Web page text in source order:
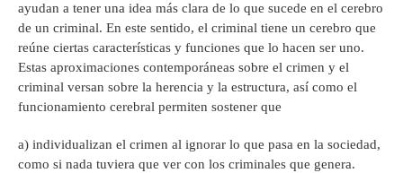
ayudan a tener una idea más clara de lo que sucede en el cerebro
de un criminal. En este sentido, el criminal tiene un cerebro que
reúne ciertas características y funciones que lo hacen ser uno.
Estas aproximaciones contemporáneas sobre el crimen y el
criminal versan sobre la herencia y la estructura, así como el
funcionamiento cerebral permiten sostener que
a) individualizan el crimen al ignorar lo que pasa en la sociedad,
como si nada tuviera que ver con los criminales que genera.